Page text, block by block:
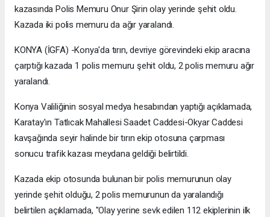
kazasında Polis Memuru Onur Şirin olay yerinde şehit oldu.
Kazada iki polis memuru da ağır yaralandı.
KONYA (İGFA) -Konya'da tırın, devriye görevindeki ekip aracına
çarptığı kazada 1 polis memuru şehit oldu, 2 polis memuru ağır
yaralandı.
Konya Valiliğinin sosyal medya hesabından yaptığı açıklamada,
Karatay'ın Tatlıcak Mahallesi Saadet Caddesi-Okyar Caddesi
kavşağında seyir halinde bir tırın ekip otosuna çarpması
sonucu trafik kazası meydana geldiği belirtildi.
Kazada ekip otosunda bulunan bir polis memurunun olay
yerinde şehit olduğu, 2 polis memurunun da yaralandığı
belirtilen açıklamada, "Olay yerine sevk edilen 112 ekiplerinin ilk